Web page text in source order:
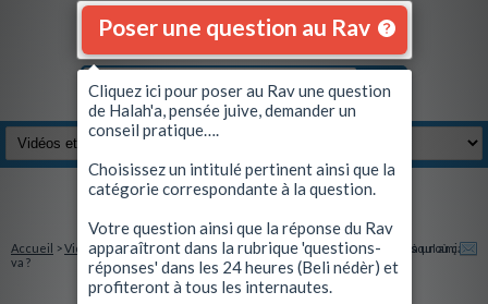
Se connecter|S'inscrire
Poser une question au Rav
Accueil >Vidéos et Quiz> La Torah est contre la souffrance animale : Jusqu'où ça
va ?
Envoyez à un ami
Cliquez ici pour poser au Rav une question
de Halah'a, pensée juive, demander un
conseil pratique….
Choisissez un intitulé pertinent ainsi que la
catégorie correspondante à la question.
Votre question ainsi que la réponse du Rav
apparaîtront dans la rubrique 'questions-
réponses' dans les 24 heures (Beli nédèr) et
profiteront à tous les internautes.